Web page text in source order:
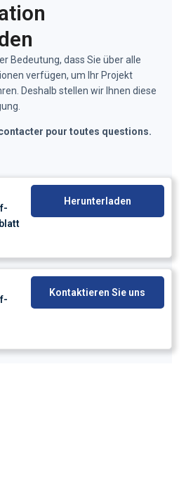
Bedeutung, dass Sie über alle
verfügen, um Ihr Projekt
Deshalb stellen wir Ihnen diese
pour toutes questions.
Herunterladen
Kontaktieren Sie uns